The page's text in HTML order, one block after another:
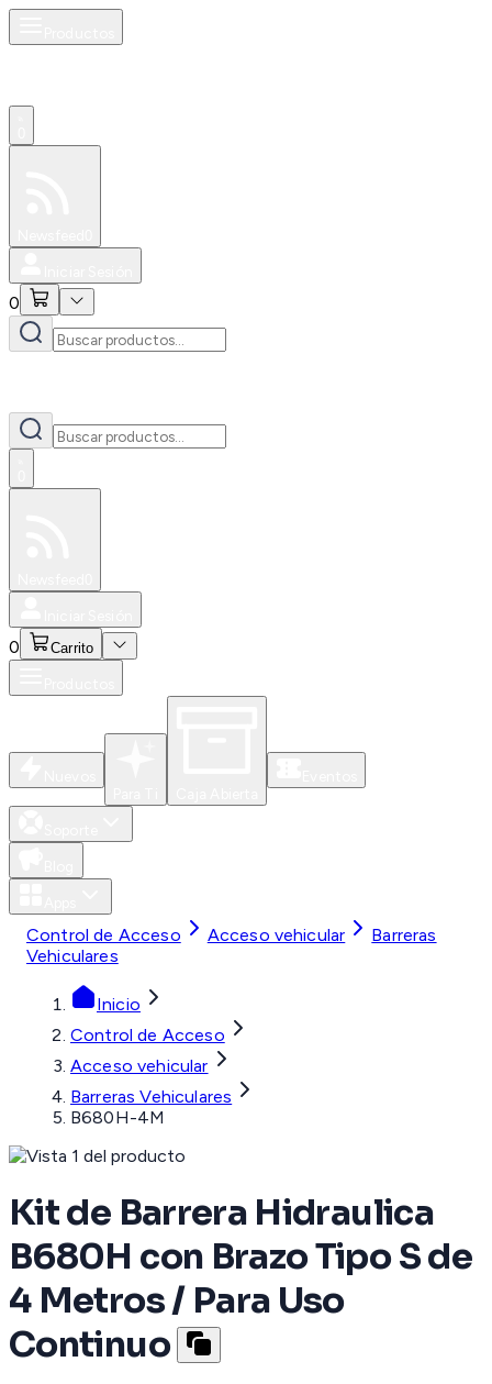
0
0 Carrito
Control de Acceso Acceso vehicular
Barreras
Vehiculares
Inicio
Control de Acceso
Acceso vehicular
Barreras Vehiculares
B680H-4M
Kit de Barrera Hidraulica
B680H con Brazo Tipo S de
4 Metros / Para Uso
Continuo